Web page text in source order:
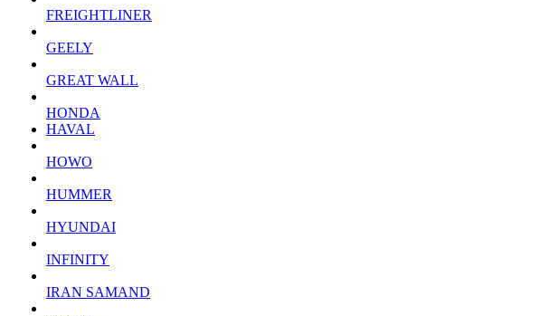
FREIGHTLINER
GEELY
GREAT WALL
HONDA
HAVAL
HOWO
HUMMER
HYUNDAI
INFINITY
IRAN SAMAND